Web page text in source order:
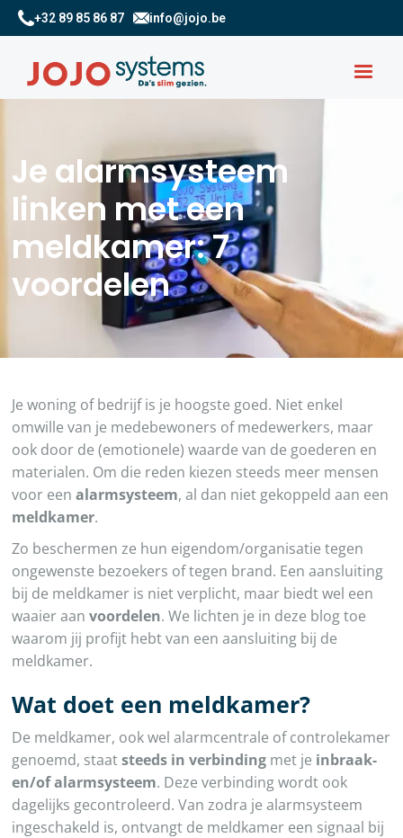
+32 89 85 86 87 info@jojo.be
Je alarmsysteem
linken met een
meldkamer: 7
voordelen
Je woning of bedrijf is je hoogste goed. Niet enkel
omwille van je medebewoners of medewerkers, maar
ook door de (emotionele) waarde van de goederen en
materialen. Om die reden kiezen steeds meer mensen
voor eenalarmsysteem, al dan niet gekoppeld aan een
meldkamer.
Zo beschermen ze hun eigendom/organisatie tegen
ongewenste bezoekers of tegen brand. Een aansluiting
bij de meldkamer is niet verplicht, maar biedt wel een
waaier aanvoordelen. We lichten je in deze blog toe
waarom jij profijt hebt van een aansluiting bij de
meldkamer.
Wat doet een meldkamer?
De meldkamer, ook wel alarmcentrale of controlekamer
genoemd, staatsteeds in verbinding met je inbraak-
en/of alarmsysteem. Deze verbinding wordt ook
dagelijks gecontroleerd. Van zodra je alarmsysteem
ingeschakeld is, ontvangt de meldkamer een signaal bij